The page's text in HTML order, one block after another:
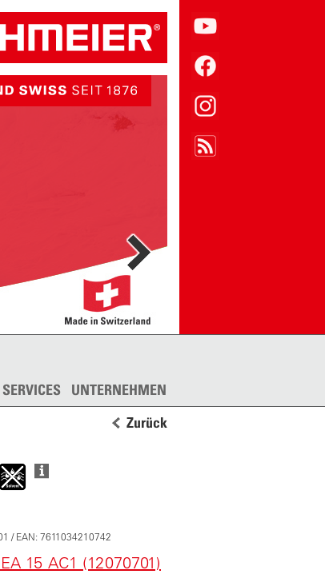
WEITERE
SERVICES UNTERNEHMEN
Zurück
/ EAN: 7611034210742
15 AC1 (12070701)